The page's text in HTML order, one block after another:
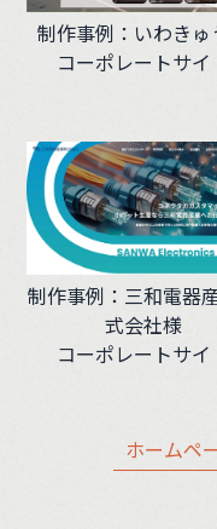
制作事例：いわきゅ
コーポレートサイ
制作事例：三和電器
式会社様
コーポレートサイ
ホームペ